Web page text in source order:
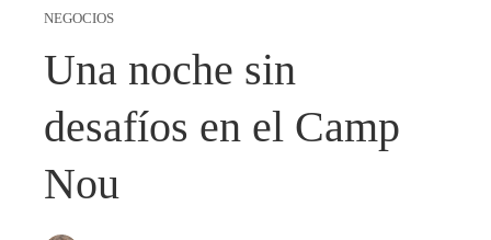
NEGOCIOS
Una noche sin
desafíos en el Camp
Nou